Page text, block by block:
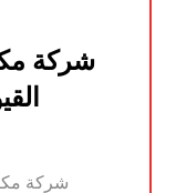
شركة
شركة